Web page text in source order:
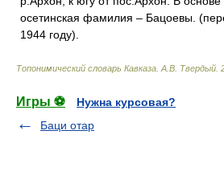
осетинская фамилия – Бацоевы.
1944 году).
Топонимический словарь Кавказа А.В. Твердый
Игры ⚽
Нужна курсовая?
Баци отар